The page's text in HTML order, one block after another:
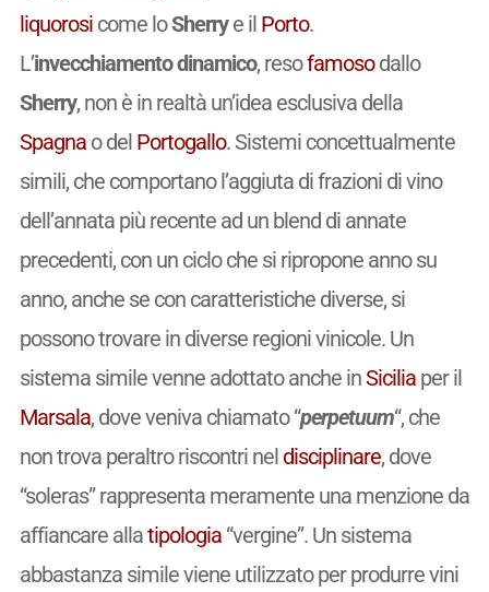
liquorosicome loSherrye il Porto.
L’invecchiamento dinamico, resofamosodallo
Sherry, non è in realtà un’idea esclusiva della
Spagnao del Portogallo. Sistemi concettualmente
simili, che comportano l’aggiuta di frazioni di vino
dell’annata più recente ad un blend di annate
precedenti, con un ciclo che si ripropone anno su
anno, anche se con caratteristiche diverse, si
possono trovare in diverse regioni vinicole. Un
sistema simile venne adottato anche inSiciliaper il
Marsala, dove veniva chiamato “perpetuum“, che
non trova peraltro riscontri nel disciplinare, dove
“soleras” rappresenta meramente una menzione da
affiancare allatipologia“vergine”. Un sistema
abbastanza simile viene utilizzato per produrre vini